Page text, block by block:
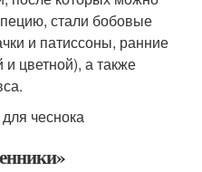
стали бобовые
и патиссоны, ранние
и цветной), а также
чеснока